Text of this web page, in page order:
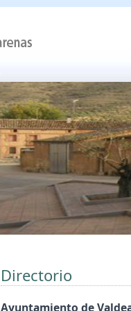
Directorio
Ayuntamiento de